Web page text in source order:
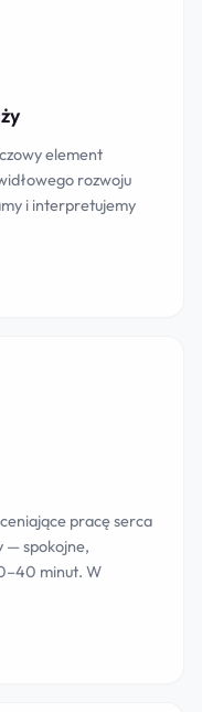
element
rozwoju
i interpretujemy
pracę serca
— spokojne,
minut. W